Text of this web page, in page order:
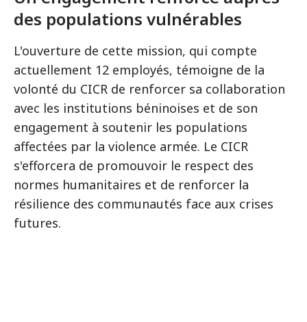
des populations vulnérables
L'ouverture de cette mission, qui compte
actuellement 12 employés, témoigne de la
volonté du CICR de renforcer sa collaboration
avec les institutions béninoises et de son
engagement à soutenir les populations
affectées par la violence armée. Le CICR
s'efforcera de promouvoir le respect des
normes humanitaires et de renforcer la
résilience des communautés face aux crises
futures.